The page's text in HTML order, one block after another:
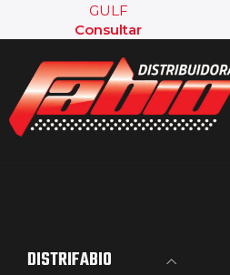
GULF
Consultar
DISTRIFABIO